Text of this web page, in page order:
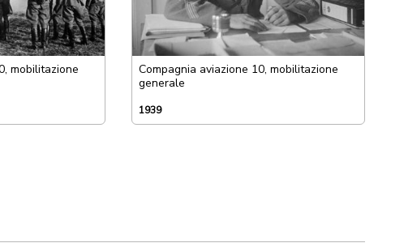
mobilitazione
Compagnia aviazione 10, mobilitazione
generale
1939